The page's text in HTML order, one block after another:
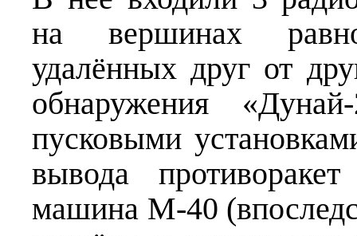
на вершинах
удалённых друг от
обнаружения
пусковыми
вывода
машина М-40